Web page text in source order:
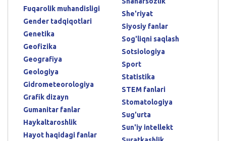
Fuqarolik muhandisligi
Gender tadqiqotlari
Genetika
Geofizika
Geografiya
Geologiya
Gidrometeorologiya
Grafik dizayn
Gumanitar fanlar
Haykaltaroshlik
Hayot haqidagi fanlar
She'riyat
Siyosiy fanlar
Sog'liqni saqlash
Sotsiologiya
Sport
Statistika
STEM fanlari
Stomatologiya
Sug'urta
Sun'iy intellekt